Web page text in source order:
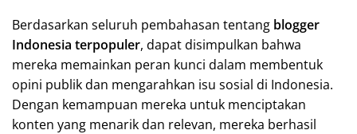
Berdasarkan seluruh pembahasan tentang blogger
Indonesia terpopuler, dapat disimpulkan bahwa
mereka memainkan peran kunci dalam membentuk
opini publik dan mengarahkan isu sosial di Indonesia.
Dengan kemampuan mereka untuk menciptakan
konten yang menarik dan relevan, mereka berhasil